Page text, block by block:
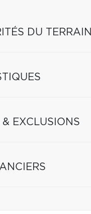
DU TERRAIN
& EXCLUSIONS